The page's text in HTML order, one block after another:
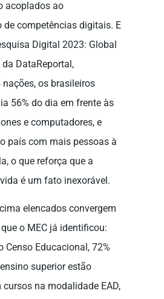
acoplados ao
de competências digitais. E
Digital 2023: Global
da DataReportal,
os brasileiros
56% do dia em frente às
e computadores, e
país com mais pessoas à
o que reforça que a
é um fato inexorável.
elencados convergem
o MEC já identificou:
Censo Educacional, 72%
superior estão
na modalidade EAD,